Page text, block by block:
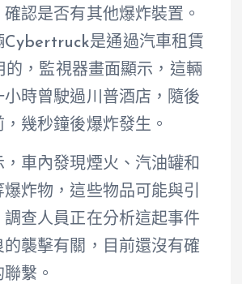
認是否有其他爆炸裝置。
Cybertruck是通過汽車租賃
的，監視器畫面顯示，這輛
小時曾駛過川普酒店，隨後
幾秒鐘後爆炸發生。
車內發現煙火、汽油罐和
炸物，這些物品可能與引
調查人員正在分析這起事件
的襲擊有關，目前還沒有確
繫。